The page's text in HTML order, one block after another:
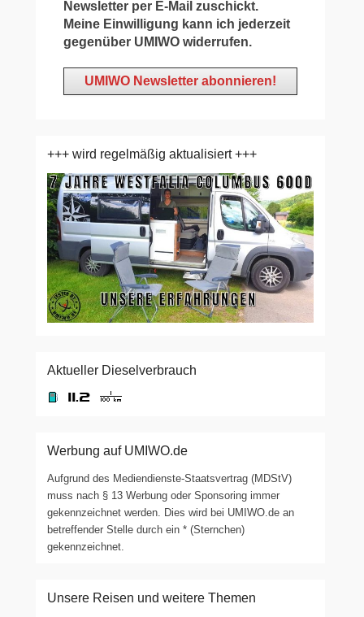
Newsletter per E-Mail zuschickt.
Meine Einwilligung kann ich jederzeit
gegenüber UMIWO widerrufen.
+++ wird regelmäßig aktualisiert +++
Aktueller Dieselverbrauch
Werbung auf UMIWO.de
Aufgrund des Mediendienste-Staatsvertrag (MDStV)
muss nach § 13 Werbung oder Sponsoring immer
gekennzeichnet werden. Dies wird bei UMIWO.de an
betreffender Stelle durch ein * (Sternchen)
gekennzeichnet.
Unsere Reisen und weitere Themen